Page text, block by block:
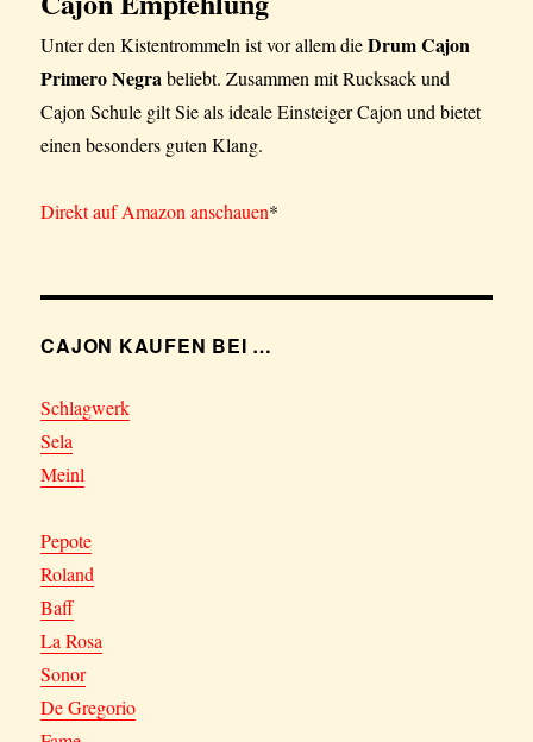
Unter den Kistentrommeln ist vor allem dieDrum Cajon
Primero Negrabeliebt. Zusammen mit Rucksack und
Cajon Schule gilt Sie als ideale Einsteiger Cajon und bietet
einen besonders guten Klang.
Direkt auf Amazon anschauen*
CAJON KAUFEN BEI …
Schlagwerk
Sela
Meinl
Pepote
Roland
Baff
La Rosa
Sonor
De Gregorio